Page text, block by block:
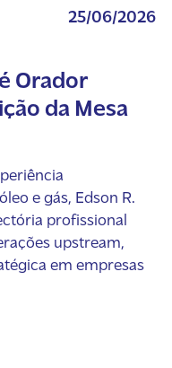
25/06/2026
Orador
da Mesa
e gás, Edson R.
profissional
upstream,
em empresas